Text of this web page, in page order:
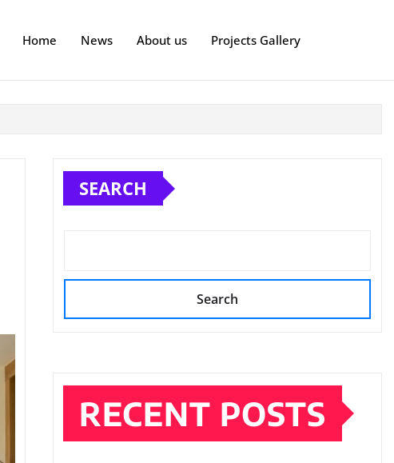
Home News About us Projects Gallery
SEARCH
Search
RECENT POSTS